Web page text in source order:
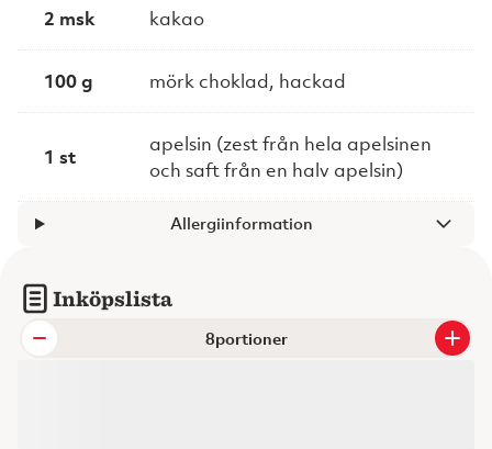
2 msk kakao
100 g mörk choklad, hackad
1 st
apelsin (zest från hela apelsinen
och saft från en halv apelsin)
Allergiinformation
Inköpslista
portioner